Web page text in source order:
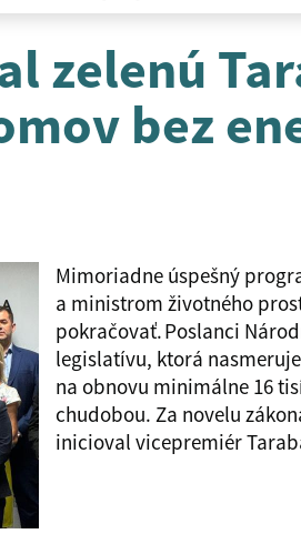
zelenú
bez
Mimoriadne úspešný
a ministrom životného
pokračovať. Poslanci
legislatívu, ktorá
na obnovu minimálne 16
chudobou. Za novelu
inicioval vicepremiér